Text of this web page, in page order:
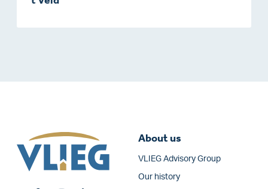
About us
VLIEG Advisory Group
Our history